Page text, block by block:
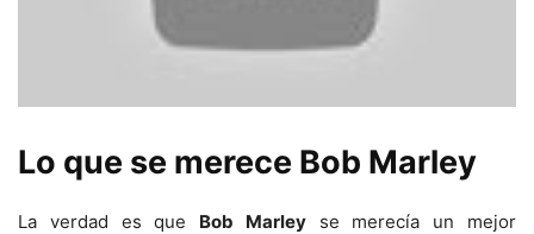
Lo que se merece Bob Marley
La verdad es que Bob Marleyse merecía un mejor